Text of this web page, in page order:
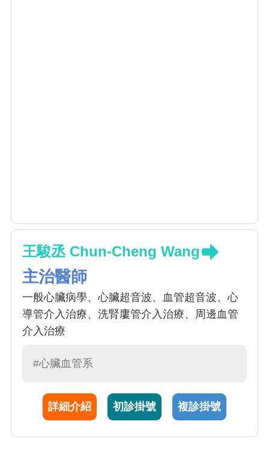
王駿丞 Chun-Cheng Wang
主治醫師
一般心臟病學、心臟超音波、血管超音波、心
導管介入治療、洗腎廔管介入治療、周邊血管
介入治療
#心臟血管系
詳細介紹 初診掛號 複診掛號